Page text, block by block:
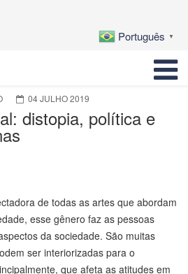
Português ▼
04 JULHO 2019
distopia, política e
de todas as artes que abordam
esse gênero faz as pessoas
da sociedade. São muitas
ser interiorizadas para o
que afeta as atitudes em